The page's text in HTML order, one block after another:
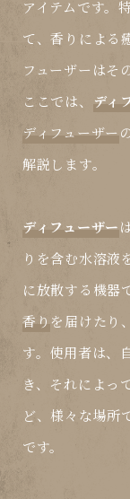
アイテムです。
て、香りによる
フューザーはそ
ここでは、 ディ
ディフューザー
解説します。
ディフューザー
りを含む水溶液
に放散する機器
香り を届けたり
す。使用者は、
き、それによっ
ど、様々な場所
です。